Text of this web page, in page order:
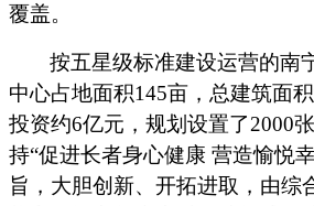
覆盖。
按五星级标准建设运营的南
中心占地面积145亩， 总建筑面积
投资约6亿元， 规划设置了2000
持“促进长者身心健康 营造愉悦
旨， 大胆创新、开拓进取，由综